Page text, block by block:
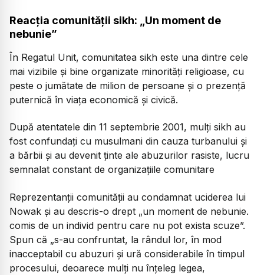
Reacția comunității sikh: „Un moment de
nebunie”
În Regatul Unit, comunitatea sikh este una dintre cele
mai vizibile și bine organizate minorități religioase, cu
peste o jumătate de milion de persoane și o prezență
puternică în viața economică și civică.
După atentatele din 11 septembrie 2001, mulți sikh au
fost confundați cu musulmani din cauza turbanului și
a bărbii și au devenit ținte ale abuzurilor rasiste, lucru
semnalat constant de organizațiile comunitare
Reprezentanții comunității au condamnat uciderea lui
Nowak și au descris-o drept „un moment de nebunie.
comis de un individ pentru care nu pot exista scuze”.
Spun că „s-au confruntat, la rândul lor, în mod
inacceptabil cu abuzuri și ură considerabile în timpul
procesului, deoarece mulți nu înțeleg legea,